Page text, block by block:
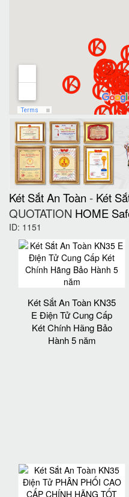
Két Sắt An Toàn - Két
QUOTATION HOME
ID: 1151
Két Sắt An Toàn KN35
E Điện Tử Cung Cấp
Két Chính Hãng Bảo
Hành 5 năm